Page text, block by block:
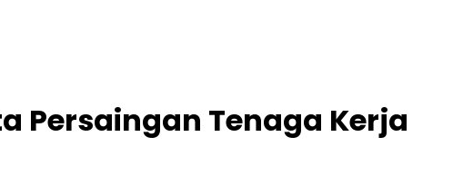
Persaingan Tenaga Kerja